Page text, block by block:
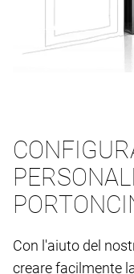
Con l'aiuto del
creare facilmente